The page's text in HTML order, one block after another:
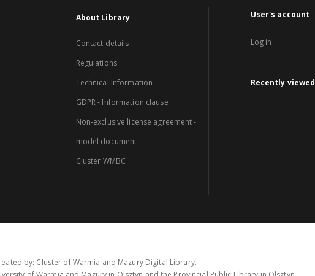
About Library
Contact details
Regulations
Technical Information
GDPR - Information clause
Non-exclusive license agreement -
model document
Cluster WMBC
User's account
Log in
Recently viewed
by: Cluster of Warmia and Mazury Digital Library.